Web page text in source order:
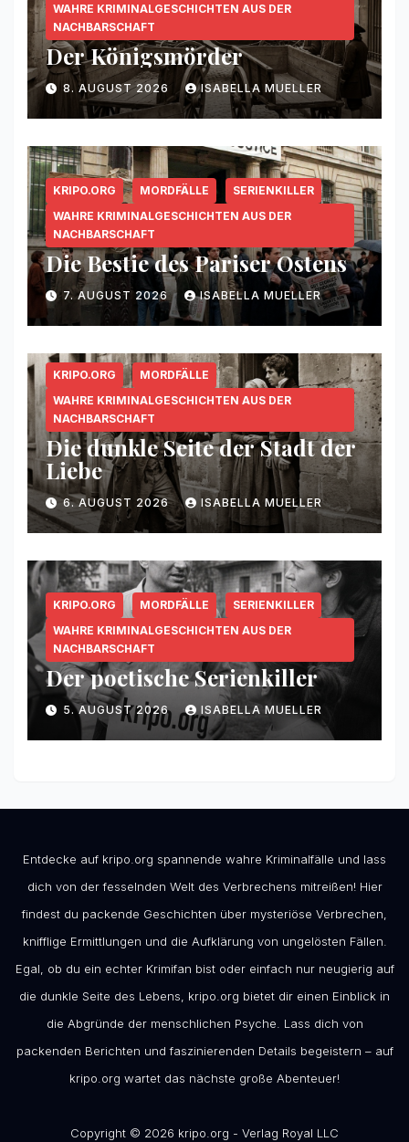
WAHRE KRIMINALGESCHICHTEN AUS DER
NACHBARSCHAFT
Der Königsmörder
8. AUGUST 2026 ISABELLA MUELLER
KRIPO.ORG MORDFÄLLE
SERIENKILLER
WAHRE KRIMINALGESCHICHTEN AUS DER
NACHBARSCHAFT
Die Bestie des Pariser Ostens
7. AUGUST 2026 ISABELLA MUELLER
KRIPO.ORG
MORDFÄLLE
WAHRE KRIMINALGESCHICHTEN AUS DER
NACHBARSCHAFT
Die dunkle Seite der Stadt der
Liebe
6. AUGUST 2026 ISABELLA MUELLER
KRIPO.ORG MORDFÄLLE
SERIENKILLER
WAHRE KRIMINALGESCHICHTEN AUS DER
NACHBARSCHAFT
Der poetische Serienkiller
5. AUGUST 2026 ISABELLA MUELLER
Entdecke auf kripo.org spannende wahre Kriminalfälle und lass
dich von der fesselnden Welt des Verbrechens mitreißen! Hier
findest du packende Geschichten über mysteriöse Verbrechen,
knifflige Ermittlungen und die Aufklärung von ungelösten Fällen.
Egal, ob du ein echter Krimifan bist oder einfach nur neugierig auf
die dunkle Seite des Lebens, kripo.org bietet dir einen Einblick in
die Abgründe der menschlichen Psyche. Lass dich von
packenden Berichten und faszinierenden Details begeistern – auf
kripo.org wartet das nächste große Abenteuer!
Copyright © 2026 kripo.org - Verlag Royal LLC